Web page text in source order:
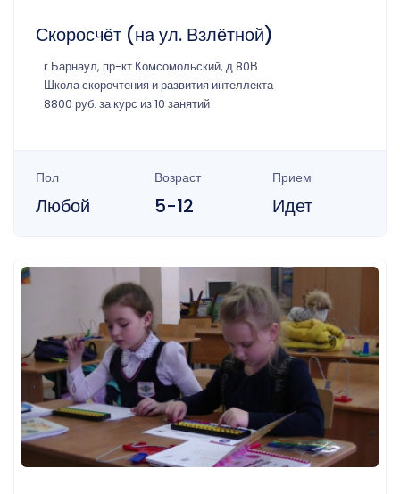
Скоросчёт (на ул. Взлётной)
г Барнаул, пр-кт Комсомольский, д 80В
Школа скорочтения и развития интеллекта
8800 руб. за курс из 10 занятий
Пол
Любой
Возраст
5-12
Прием
Идет